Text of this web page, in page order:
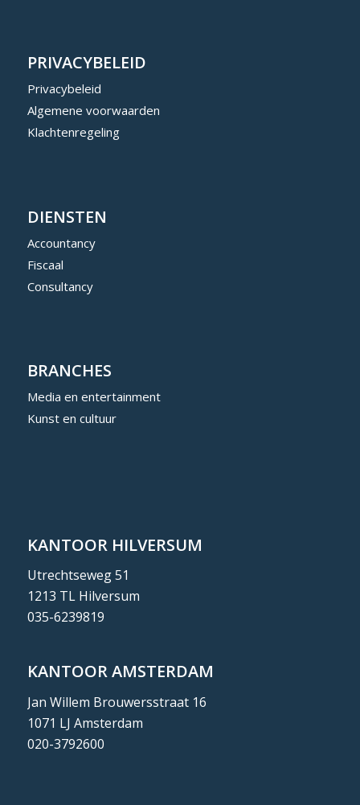
PRIVACYBELEID
Privacybeleid
Algemene voorwaarden
Klachtenregeling
DIENSTEN
Accountancy
Fiscaal
Consultancy
BRANCHES
Media en entertainment
Kunst en cultuur
KANTOOR HILVERSUM
Utrechtseweg 51
1213 TL Hilversum
035-6239819
KANTOOR AMSTERDAM
Jan Willem Brouwersstraat 16
1071 LJ Amsterdam
020-3792600